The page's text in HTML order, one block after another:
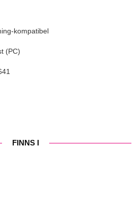
kompatibel
(PC)
FINNS I